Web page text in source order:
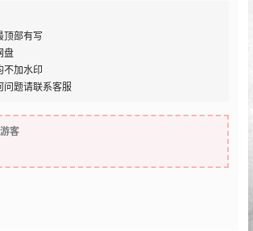
顶部有写
盘
不加水印
问题请联系客服
游客